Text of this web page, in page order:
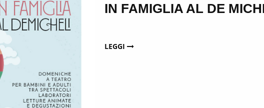
IN FAMIGLIA AL DE
LEGGI